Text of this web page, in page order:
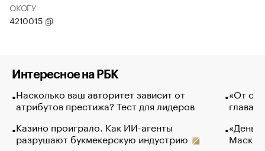
ОКОГУ
4210015
Интересное на РБК
Насколько ваш авторитет зависит от
атрибутов престижа? Тест для лидеров
Казино проиграло. Как ИИ-агенты
разрушают букмекерскую индустрию
«От
глава
Маск в